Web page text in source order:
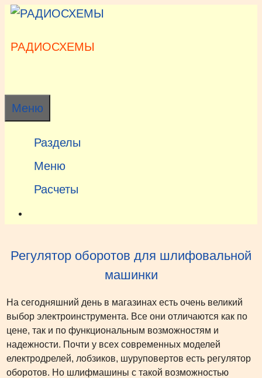
Перейти
РАДИОСХЕМЫ
Меню
Разделы
Меню
Расчеты
Регулятор оборотов для шлифовальной
машинки
На сегодняшний день в магазинах есть очень великий
выбор электроинструмента. Все они отличаются как по
цене, так и по функциональным возможностям и
надежности. Почти у всех современных моделей
електродрелей, лобзиков, шуруповертов есть регулятор
оборотов. Но шлифмашины с такой возможностью